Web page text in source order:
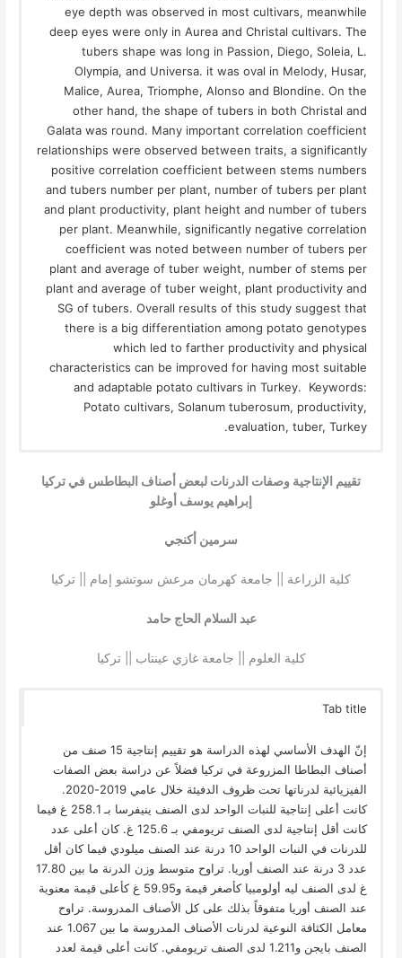
eye depth was observed in most cultivars, meanwhile
deep eyes were only in Aurea and Christal cultivars. The
tubers shape was long in Passion, Diego, Soleia, L.
Olympia, and Universa. it was oval in Melody, Husar,
Malice, Aurea, Triomphe, Alonso and Blondine. On the
other hand, the shape of tubers in both Christal and
Galata was round. Many important correlation coefficient
relationships were observed between traits, a significantly
positive correlation coefficient between stems numbers
and tubers number per plant, number of tubers per plant
and plant productivity, plant height and number of tubers
per plant. Meanwhile, significantly negative correlation
coefficient was noted between number of tubers per
plant and average of tuber weight, number of stems per
plant and average of tuber weight, plant productivity and
SG of tubers. Overall results of this study suggest that
there is a big differentiation among potato genotypes
which led to farther productivity and physical
characteristics can be improved for having most suitable
and adaptable potato cultivars in Turkey. Keywords:
Potato cultivars, Solanum tuberosum, productivity,
evaluation, tuber, Turkey.
تقييم الإنتاجية وصفات الدرنات لبعض أصناف البطاطس في تركيا
إبراهيم يوسف أوغلو
سرمين أكنجي
كلية الزراعة || جامعة كهرمان مرعش سوتشو إمام || تركيا
عبد السلام الحاج حامد
كلية العلوم || جامعة غازي عينتاب || تركيا
Tab title
إنّ الهدف الأساسي لهذه الدراسة هو تقييم إنتاجية 15 صنف من
أصناف البطاطا المزروعة في تركيا فضلاً عن دراسة بعض الصفات
الفيزيائية لدرناتها تحت ظروف الدفيئة خلال عامي 2019-2020.
كانت أعلى إنتاجية للنبات الواحد لدى الصنف ينيفرسا بـ 258.1 غ فيما
كانت أقل إنتاجية لدى الصنف تريومفي بـ 125.6 غ. كان أعلى عدد
للدرنات في النبات الواحد 10 درنة عند الصنف ميلودي فيما كان أقل
عدد 3 درنة عند الصنف أوريا. تراوح متوسط وزن الدرنة ما بين 17.80
غ لدى الصنف ليه أولومبيا كأصغر قيمة و59.95 غ كأعلى قيمة معنوية
عند الصنف أوريا متفوقاً بذلك على كل الأصناف المدروسة. تراوح
معامل الكثافة النوعية لدرنات الأصناف المدروسة ما بين 1.067 عند
الصنف بايجن و1.211 لدى الصنف تريومفي. كانت أعلى قيمة لعدد